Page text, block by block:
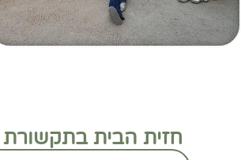
חזית הבית בתקשורת
מעבר לכתבה המלאה